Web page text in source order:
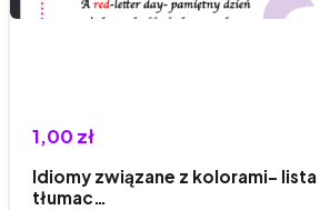
1,00 zł
Idiomy związane z kolorami- lista
tłumac…